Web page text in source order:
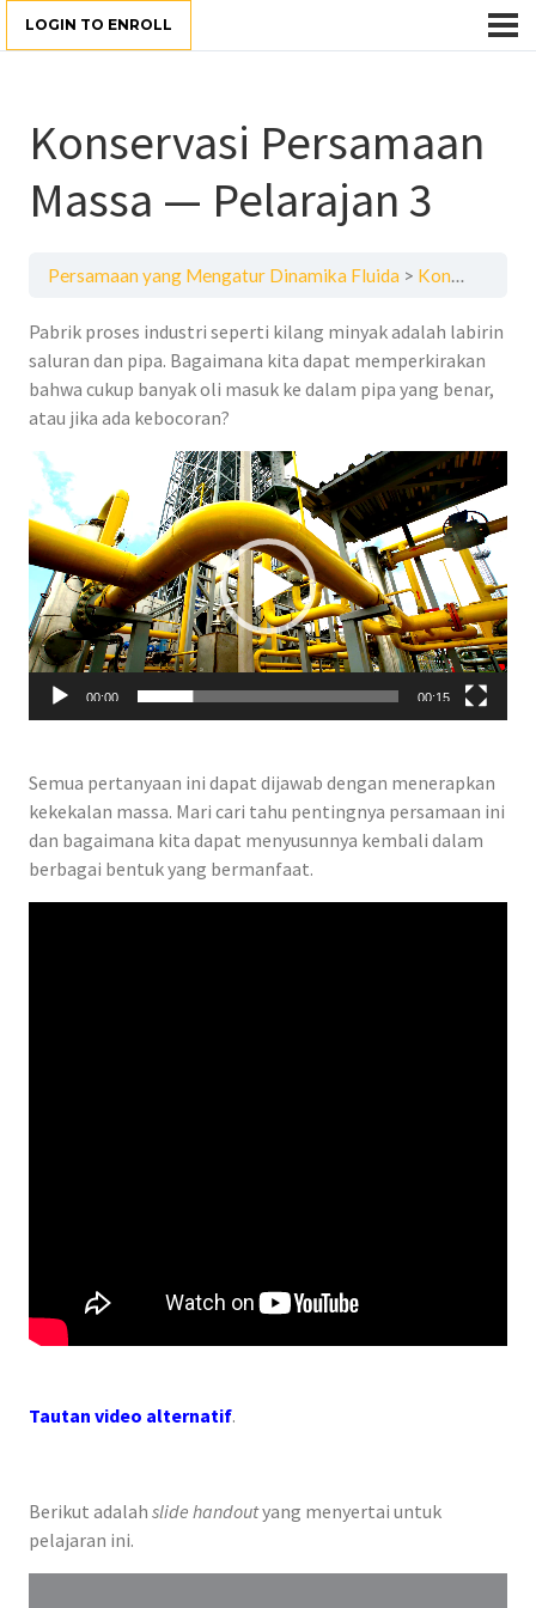
LOGIN TO ENROLL
Konservasi Persamaan
Massa — Pelarajan 3
Persamaan yang Mengatur Dinamika Fluida Konservasi Persamaan Massa — Pelarajan 3
Pabrik proses industri seperti kilang minyak adalah labirin
saluran dan pipa. Bagaimana kita dapat memperkirakan
bahwa cukup banyak oli masuk ke dalam pipa yang benar,
atau jika ada kebocoran?
Video
Player
00:00 00:15
Semua pertanyaan ini dapat dijawab dengan menerapkan
kekekalan massa. Mari cari tahu pentingnya persamaan ini
dan bagaimana kita dapat menyusunnya kembali dalam
berbagai bentuk yang bermanfaat.
Tautan video alternatif.
Berikut adalah slide handoutyang menyertai untuk
pelajaran ini.